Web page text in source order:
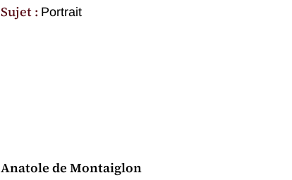
Sujet : Portrait
Anatole de Montaiglon